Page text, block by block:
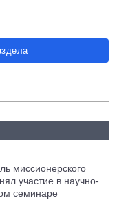
миссионерского
участие в научно-
семинаре